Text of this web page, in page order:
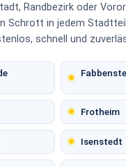
Randbezirk oder
Schrott in jedem
schnell und
Frotheim
Isenstedt